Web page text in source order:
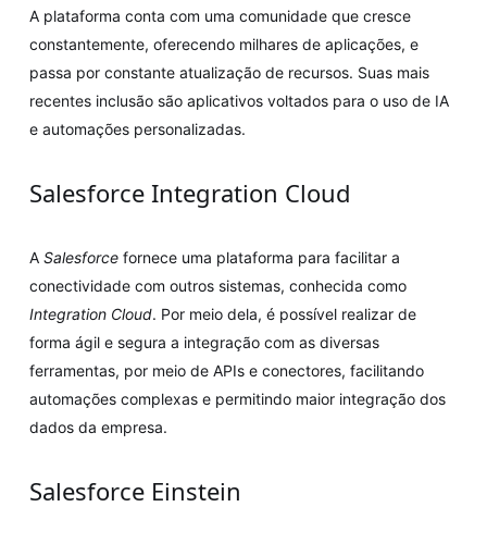
A plataforma conta com uma comunidade que cresce
constantemente, oferecendo milhares de aplicações, e
passa por constante atualização de recursos. Suas mais
recentes inclusão são aplicativos voltados para o uso de IA
e automações personalizadas.
Salesforce Integration Cloud
A Salesforce fornece uma plataforma para facilitar a
conectividade com outros sistemas, conhecida como
Integration Cloud. Por meio dela, é possível realizar de
forma ágil e segura a integração com as diversas
ferramentas, por meio de APIs e conectores, facilitando
automações complexas e permitindo maior integração dos
dados da empresa.
Salesforce Einstein